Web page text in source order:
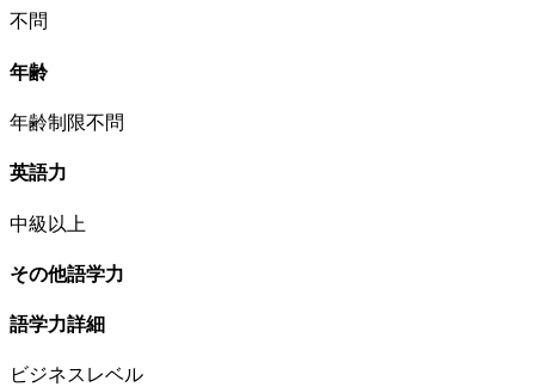
不問
年齢
年齢制限不問
英語力
中級以上
その他語学力
語学力詳細
ビジネスレベル